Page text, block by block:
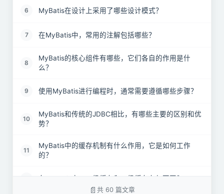
6 MyBatis在设计上采用了哪些设计模式？
7 在MyBatis中，常用的注解包括哪些？
8
MyBatis的核心组件有哪些，它们各自的作用是什
么？
9 使用MyBatis进行编程时，通常需要遵循哪些步骤？
10
MyBatis和传统的JDBC相比，有哪些主要的区别和优
势？
11
MyBatis中的缓存机制有什么作用，它是如何工作
的？
在MyBatis中，一级缓存和二级缓存有何不同？
共 60 篇文章